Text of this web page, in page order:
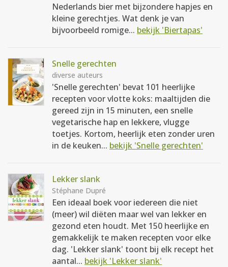
Nederlands bier met bijzondere hapjes en
kleine gerechtjes. Wat denk je van
bijvoorbeeld romige... bekijk 'Biertapas'
Snelle gerechten
diverse auteurs
'Snelle gerechten' bevat 101 heerlijke
recepten voor vlotte koks: maaltijden die
gereed zijn in 15 minuten, een snelle
vegetarische hap en lekkere, vlugge
toetjes. Kortom, heerlijk eten zonder uren
in de keuken... bekijk 'Snelle gerechten'
Lekker slank
Stéphane Dupré
Een ideaal boek voor iedereen die niet
(meer) wil diëten maar wel van lekker en
gezond eten houdt. Met 150 heerlijke en
gemakkelijk te maken recepten voor elke
dag. 'Lekker slank' toont bij elk recept het
aantal... bekijk 'Lekker slank'